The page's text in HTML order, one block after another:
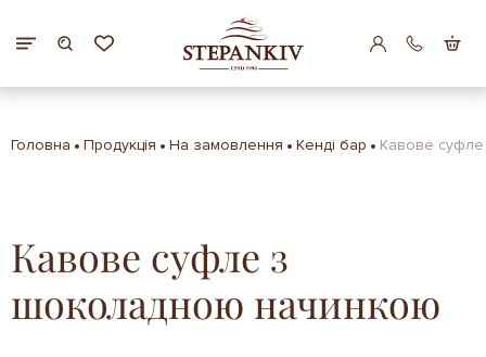
Головна Продукція На замовлення Кенді бар Кавове
Кавове суфле з
шоколадною начинкою